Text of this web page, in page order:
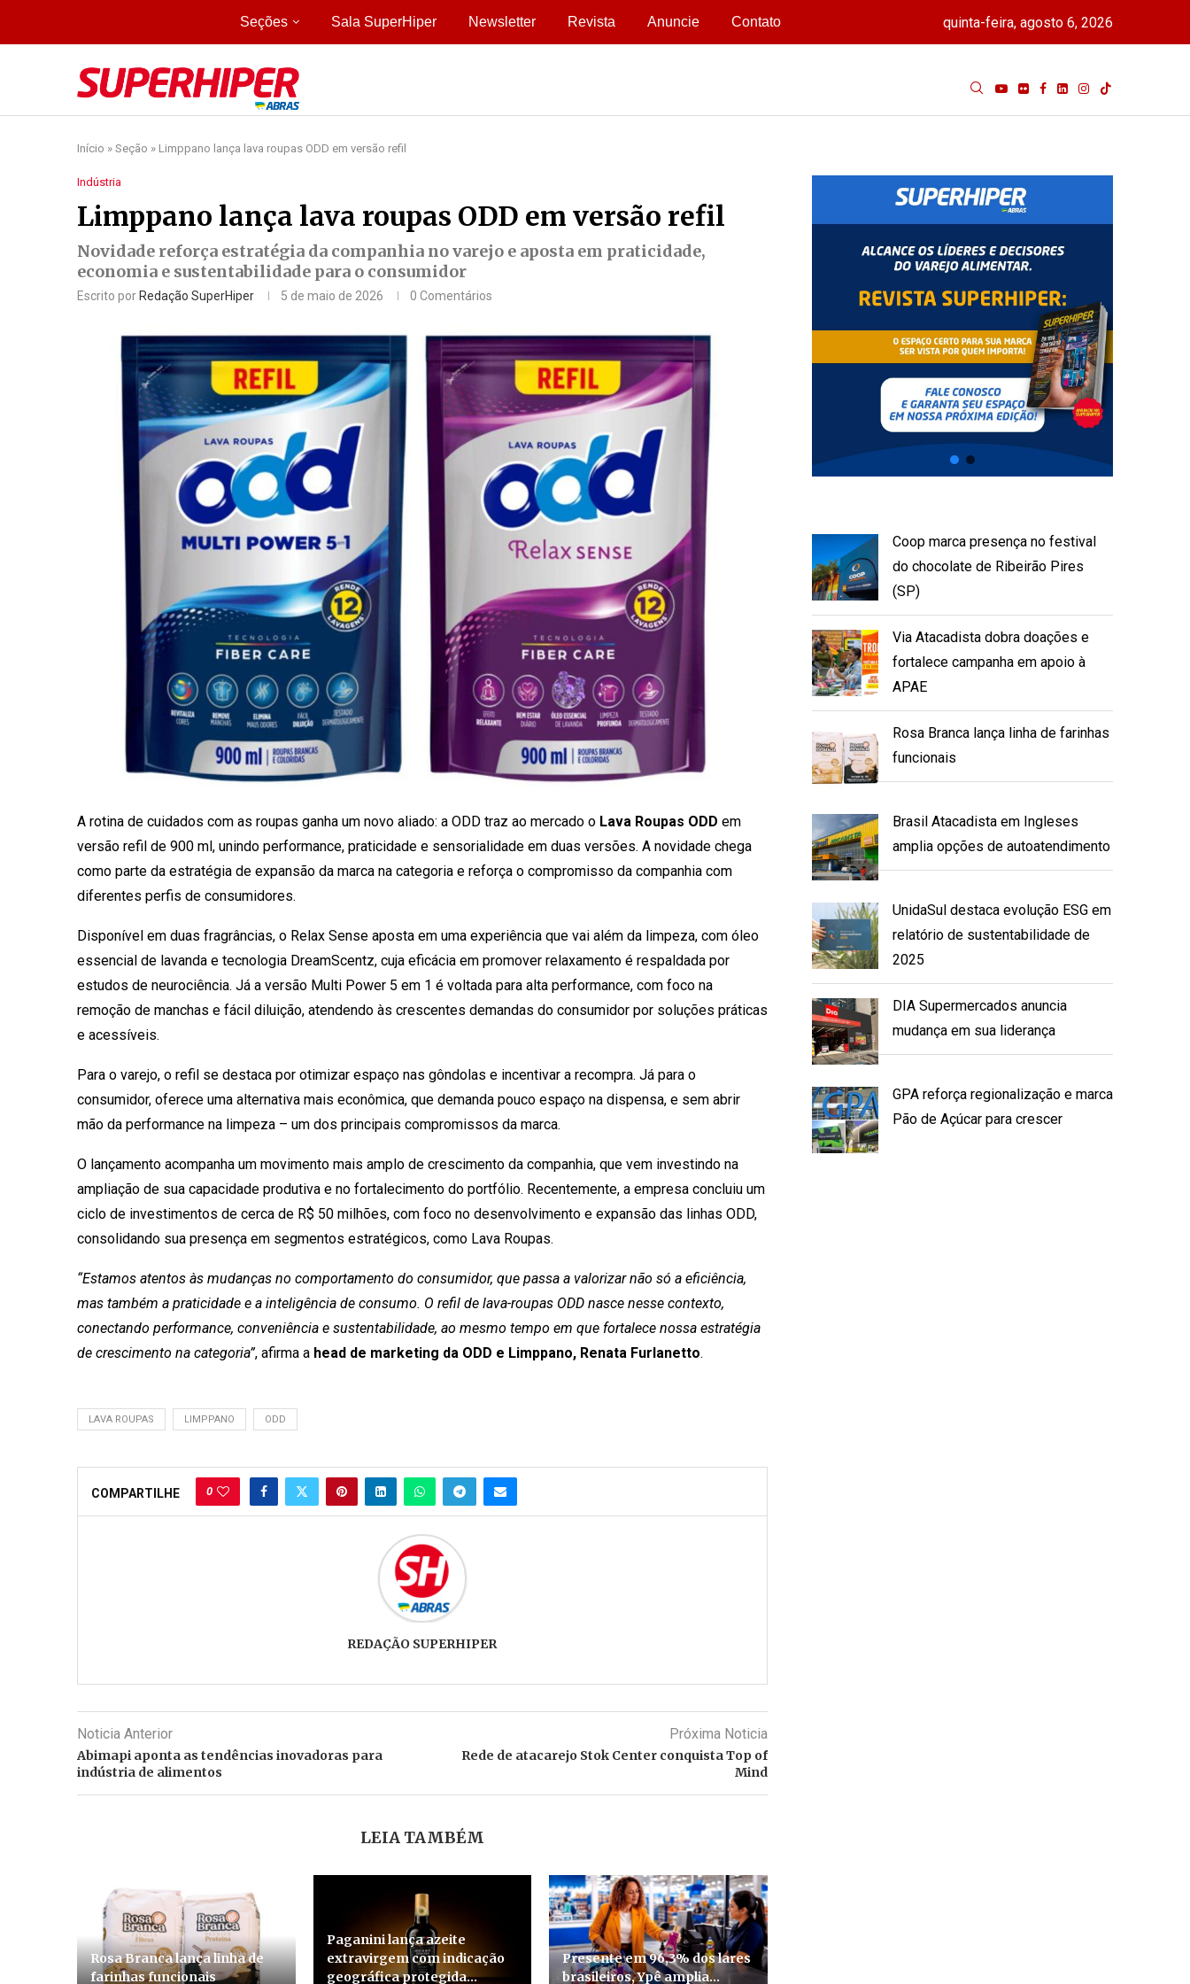
Seções Sala SuperHiper Newsletter Revista Anuncie Contato quinta-feira, agosto 6, 2026
Início » Seção » Limppano lança lava roupas ODD em versão refil
Indústria
Limppano lança lava roupas ODD em versão refil
Novidade reforça estratégia da companhia no varejo e aposta em praticidade,
economia e sustentabilidade para o consumidor
Escrito por Redação SuperHiper 5 de maio de 2026 0 Comentários
A rotina de cuidados com as roupas ganha um novo aliado: a ODD traz ao mercado o Lava Roupas ODD em
versão refil de 900 ml, unindo performance, praticidade e sensorialidade em duas versões. A novidade chega
como parte da estratégia de expansão da marca na categoria e reforça o compromisso da companhia com
diferentes perfis de consumidores.
Disponível em duas fragrâncias, o Relax Sense aposta em uma experiência que vai além da limpeza, com óleo
essencial de lavanda e tecnologia DreamScentz, cuja eficácia em promover relaxamento é respaldada por
estudos de neurociência. Já a versão Multi Power 5 em 1 é voltada para alta performance, com foco na
remoção de manchas e fácil diluição, atendendo às crescentes demandas do consumidor por soluções práticas
e acessíveis.
Para o varejo, o refil se destaca por otimizar espaço nas gôndolas e incentivar a recompra. Já para o
consumidor, oferece uma alternativa mais econômica, que demanda pouco espaço na dispensa, e sem abrir
mão da performance na limpeza – um dos principais compromissos da marca.
O lançamento acompanha um movimento mais amplo de crescimento da companhia, que vem investindo na
ampliação de sua capacidade produtiva e no fortalecimento do portfólio. Recentemente, a empresa concluiu um
ciclo de investimentos de cerca de R$ 50 milhões, com foco no desenvolvimento e expansão das linhas ODD,
consolidando sua presença em segmentos estratégicos, como Lava Roupas.
“Estamos atentos às mudanças no comportamento do consumidor, que passa a valorizar não só a eficiência,
mas também a praticidade e a inteligência de consumo. O refil de lava-roupas ODD nasce nesse contexto,
conectando performance, conveniência e sustentabilidade, ao mesmo tempo em que fortalece nossa estratégia
de crescimento na categoria”, afirma a head de marketing da ODD e Limppano, Renata Furlanetto.
LAVA ROUPAS LIMPPANO ODD
COMPARTILHE 0
REDAÇÃO SUPERHIPER
Noticia Anterior
Abimapi aponta as tendências inovadoras para
indústria de alimentos
Próxima Noticia
Rede de atacarejo Stok Center conquista Top of
Mind
LEIA TAMBÉM
Rosa Branca lança linha de
farinhas funcionais
Paganini lança azeite
extravirgem com indicação
geográfica protegida...
Presente em 96,3% dos lares
brasileiros, Ypê amplia...
Coop marca presença no festival
do chocolate de Ribeirão Pires
(SP)
Via Atacadista dobra doações e
fortalece campanha em apoio à
APAE
Rosa Branca lança linha de farinhas
funcionais
Brasil Atacadista em Ingleses
amplia opções de autoatendimento
UnidaSul destaca evolução ESG em
relatório de sustentabilidade de
2025
DIA Supermercados anuncia
mudança em sua liderança
GPA reforça regionalização e marca
Pão de Açúcar para crescer